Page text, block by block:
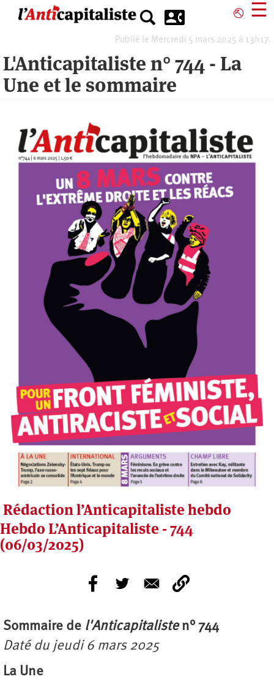
⎋ ☰
Publié le Mercredi 5 mars 2025 à 13h17.
L'Anticapitaliste n° 744 - La
Une et le sommaire
Rédaction l’Anticapitaliste hebdo
Hebdo L’Anticapitaliste - 744
(06/03/2025)
Sommaire de l'Anticapitalisten° 744
Daté du jeudi 6 mars 2025
La Une